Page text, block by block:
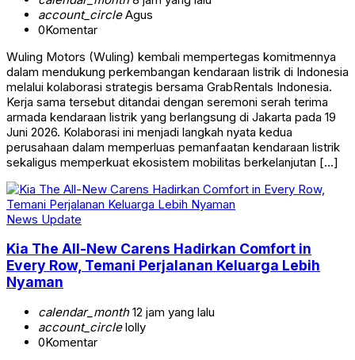
account_circleAgus
0Komentar
Wuling Motors (Wuling) kembali mempertegas komitmennya
dalam mendukung perkembangan kendaraan listrik di Indonesia
melalui kolaborasi strategis bersama GrabRentals Indonesia.
Kerja sama tersebut ditandai dengan seremoni serah terima
armada kendaraan listrik yang berlangsung di Jakarta pada 19
Juni 2026. Kolaborasi ini menjadi langkah nyata kedua
perusahaan dalam memperluas pemanfaatan kendaraan listrik
sekaligus memperkuat ekosistem mobilitas berkelanjutan […]
News Update
Kia The All-New Carens Hadirkan Comfort in
Every Row, Temani Perjalanan Keluarga Lebih
Nyaman
calendar_month12 jam yang lalu
account_circlelolly
0Komentar